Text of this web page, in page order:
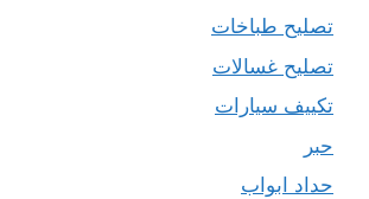
تصليح طباخات
تصليح غسالات
تكييف سيارات
حبر
حداد ابواب